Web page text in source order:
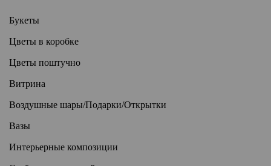
Букеты
Цветы в коробке
Цветы поштучно
Витрина
Воздушные шары/Подарки/Открытки
Вазы
Интерьерные композиции